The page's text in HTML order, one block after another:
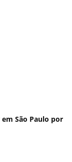
São Paulo por